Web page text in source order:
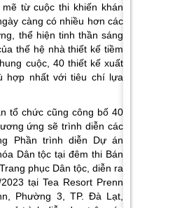
từ cuộc thi khiến khán
càng có nhiều hơn các
thể hiện tinh thần sáng
thế hệ nhà thiết kế tiềm
cuộc, 40 thiết kế xuất
hợp nhất với tiêu chí lựa
tổ chức cũng công bố 40
ứng sẽ trình diễn các
Phần trình diễn Dự án
Dân tộc tại đêm thi Bán
phục Dân tộc, diễn ra
tại Tea Resort Prenn
Phường 3, TP. Đà Lạt,